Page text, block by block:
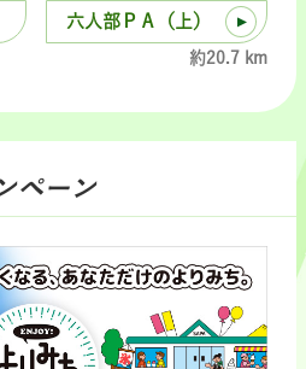
六人部ＰＡ（上）
約20.7 km
ペーン